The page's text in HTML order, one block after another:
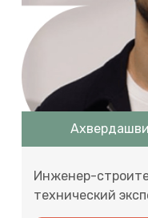
Инженер-
технический